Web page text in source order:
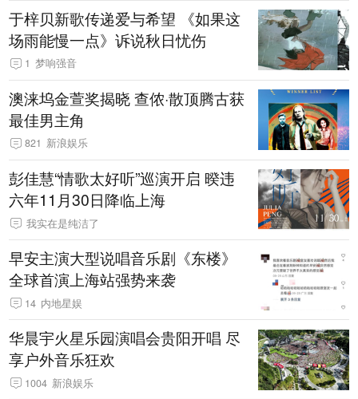
于梓贝新歌传递爱与希望 《如果这
场雨能慢一点》诉说秋日忧伤
1 梦响强音
澳涞坞金萱奖揭晓 查侬·散顶腾古获
最佳男主角
821 新浪娱乐
彭佳慧“情歌太好听”巡演开启 暌违
六年11月30日降临上海
我实在是纯洁了
早安主演大型说唱音乐剧《东楼》
全球首演上海站强势来袭
14 内地星娱
华晨宇火星乐园演唱会贵阳开唱 尽
享户外音乐狂欢
1004 新浪娱乐